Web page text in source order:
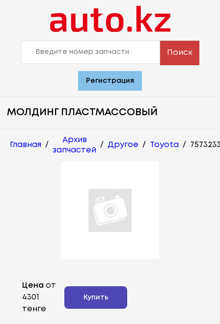
Поиск
Регистрация
МОЛДИНГ ПЛАСТМАССОВЫЙ
Главная /
Архив
запчастей
/ Другое / Toyota /
Цена от
4301
тенге
Купить